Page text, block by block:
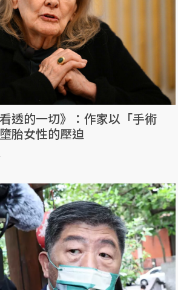
透的一切》：作家以「手術
胎女性的壓迫